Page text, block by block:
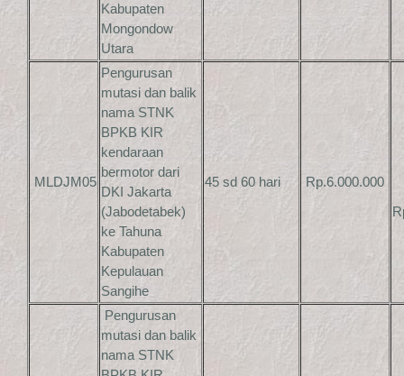
Kabupaten
Mongondow
Utara
MLDJM05
Pengurusan
mutasi dan balik
nama STNK
BPKB KIR
kendaraan
bermotor dari
DKI Jakarta
(Jabodetabek)
ke Tahuna
Kabupaten
Kepulauan
Sangihe
45 sd 60 hari
Rp.6.000.000
Pengurusan
mutasi dan balik
nama STNK